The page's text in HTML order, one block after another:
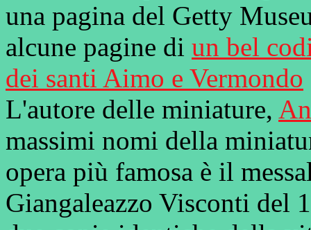
una pagina del Getty
alcune pagine di un bel
dei santi Aimo e Vermondo
L'autore delle miniature,
massimi nomi della
opera più famosa è il
Giangaleazzo Visconti del